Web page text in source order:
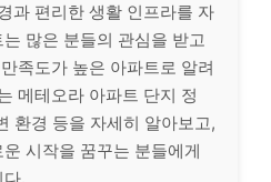
과 편리한 생활 인프라를 자
많은 분들의 관심을 받고
족도가 높은 아파트로 알려
메테오라 아파트 단지 정
환경 등을 자세히 알아보고,
시작을 꿈꾸는 분들에게